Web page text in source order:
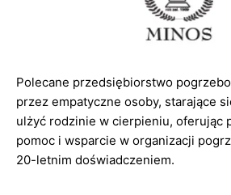
Polecane przedsiębiorstwo
przez empatyczne osoby, starające
ulżyć rodzinie w cierpieniu, oferując
pomoc i wsparcie w organizacji
20-letnim doświadczeniem.